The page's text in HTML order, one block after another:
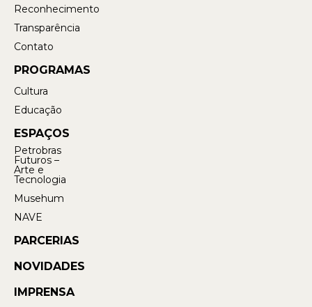
Reconhecimento
Transparência
Contato
PROGRAMAS
Cultura
Educação
ESPAÇOS
Petrobras
Futuros –
Arte e
Tecnologia
Musehum
NAVE
PARCERIAS
NOVIDADES
IMPRENSA